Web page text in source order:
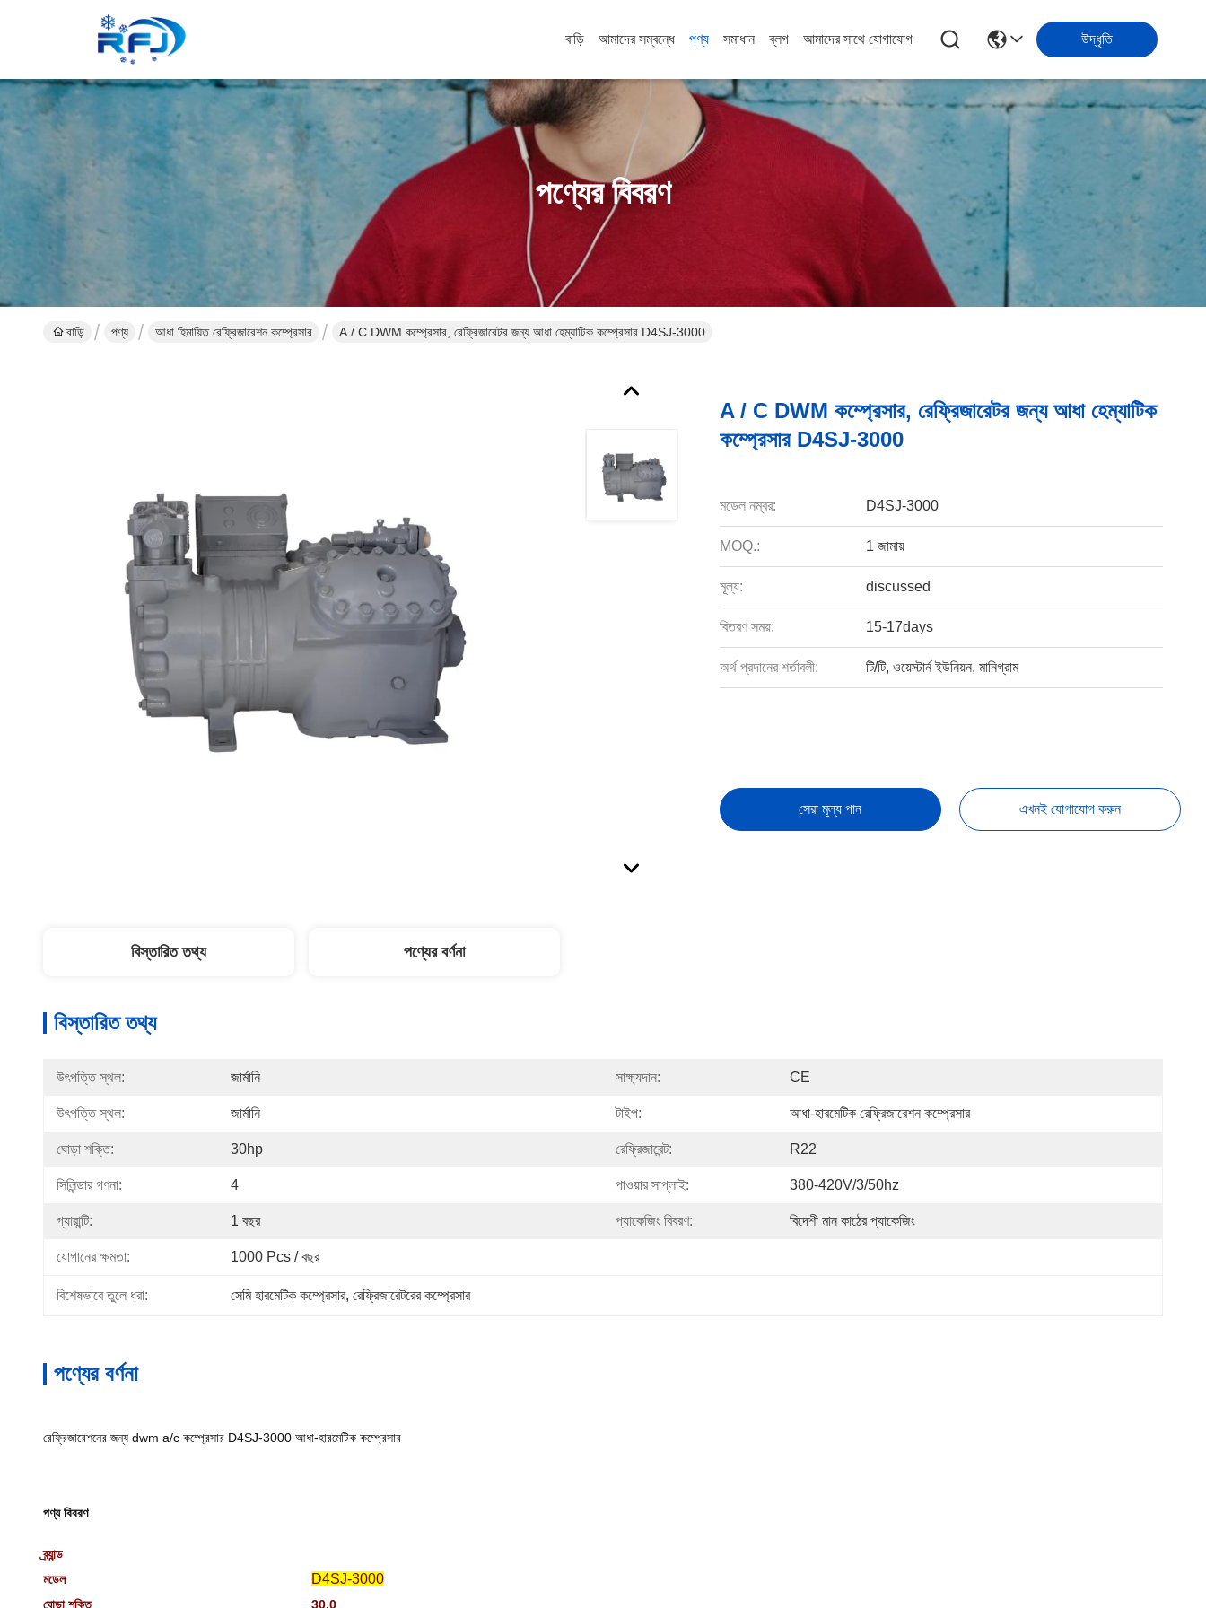
বাড়ি আমাদের সম্বন্ধে পণ্য সমাধান ব্লগ আমাদের সাথে যোগাযোগ উদ্ধৃতি
পণ্যের বিবরণ
বাড়ি পণ্য আধা হিমায়িত রেফ্রিজারেশন কম্প্রেসার A / C DWM কম্প্রেসার, রেফ্রিজারেটর জন্য আধা হেম্যাটিক কম্প্রেসার D4SJ-3000
A / C DWM কম্প্রেসার, রেফ্রিজারেটর জন্য আধা হেম্যাটিক
কম্প্রেসার D4SJ-3000
মডেল নম্বর: D4SJ-3000
MOQ.: 1 জামায়
মূল্য: discussed
বিতরণ সময়: 15-17days
অর্থ প্রদানের শর্তাবলী: টি/টি, ওয়েস্টার্ন ইউনিয়ন, মানিগ্রাম
সেরা মূল্য পান এখনই যোগাযোগ করুন
বিস্তারিত তথ্য পণ্যের বর্ণনা
বিস্তারিত তথ্য
উৎপত্তি স্থল: জার্মানি সাক্ষ্যদান: CE
উৎপত্তি স্থল: জার্মানি টাইপ: আধা-হারমেটিক রেফ্রিজারেশন কম্প্রেসার
ঘোড়া শক্তি: 30hp রেফ্রিজারেন্ট: R22
সিলিন্ডার গণনা: 4 পাওয়ার সাপ্লাই: 380-420V/3/50hz
গ্যারান্টি: 1 বছর প্যাকেজিং বিবরণ: বিদেশী মান কাঠের প্যাকেজিং
যোগানের ক্ষমতা: 1000 Pcs / বছর
বিশেষভাবে তুলে ধরা: সেমি হারমেটিক কম্প্রেসার, রেফ্রিজারেটরের কম্প্রেসার
পণ্যের বর্ণনা
রেফ্রিজারেশনের জন্য dwm a/c কম্প্রেসার D4SJ-3000 আধা-হারমেটিক কম্প্রেসার
পণ্য বিবরণ
ব্র্যান্ড
মডেল
D4SJ-3000
ঘোড়া শক্তি 30.0